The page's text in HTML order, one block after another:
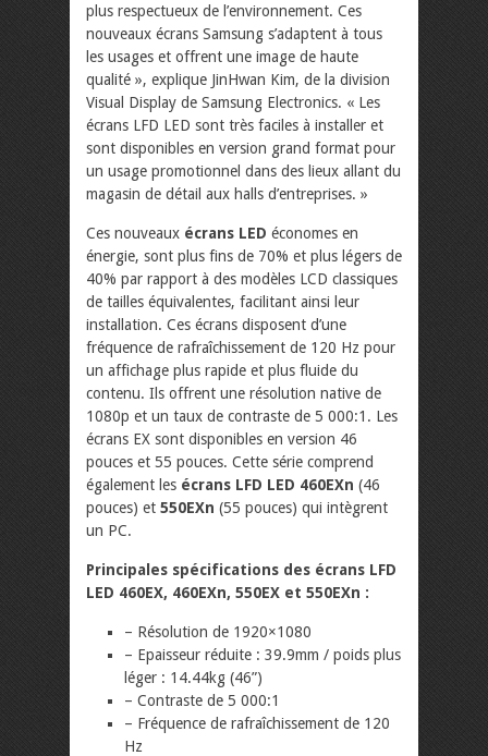
plus respectueux de l’environnement. Ces
nouveaux écrans Samsung s’adaptent à tous
les usages et offrent une image de haute
qualité », explique JinHwan Kim, de la division
Visual Display de Samsung Electronics. « Les
écrans LFD LED sont très faciles à installer et
sont disponibles en version grand format pour
un usage promotionnel dans des lieux allant du
magasin de détail aux halls d’entreprises. »
Ces nouveaux écrans LED économes en
énergie, sont plus fins de 70% et plus légers de
40% par rapport à des modèles LCD classiques
de tailles équivalentes, facilitant ainsi leur
installation. Ces écrans disposent d’une
fréquence de rafraîchissement de 120 Hz pour
un affichage plus rapide et plus fluide du
contenu. Ils offrent une résolution native de
1080p et un taux de contraste de 5 000:1. Les
écrans EX sont disponibles en version 46
pouces et 55 pouces. Cette série comprend
également les écrans LFD LED 460EXn (46
pouces) et 550EXn (55 pouces) qui intègrent
un PC.
Principales spécifications des écrans LFD
LED 460EX, 460EXn, 550EX et 550EXn :
– Résolution de 1920×1080
– Epaisseur réduite : 39.9mm / poids plus
léger : 14.44kg (46”)
– Contraste de 5 000:1
– Fréquence de rafraîchissement de 120
Hz